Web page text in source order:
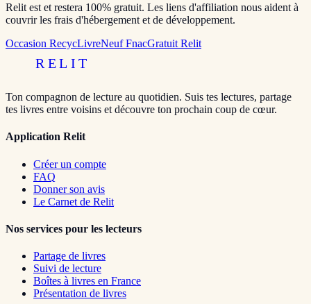
Relit est et restera 100% gratuit. Les liens d'affiliation nous aident à
couvrir les frais d'hébergement et de développement.
Occasion RecycLivreNeuf FnacGratuit Relit
RELIT
Ton compagnon de lecture au quotidien. Suis tes lectures, partage
tes livres entre voisins et découvre ton prochain coup de cœur.
Application Relit
Créer un compte
FAQ
Donner son avis
Le Carnet de Relit
Nos services pour les lecteurs
Partage de livres
Suivi de lecture
Boîtes à livres en France
Présentation de livres